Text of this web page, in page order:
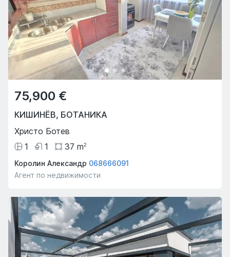
75,900 €
КИШИНЁВ, БОТАНИКА
Христо Ботев
1
1 37 m2
Королин Александр 068666091
Агент по недвижимости